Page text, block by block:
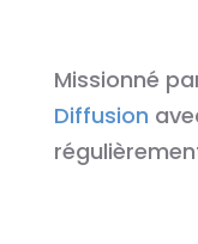
Missionné
Diffusion